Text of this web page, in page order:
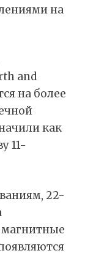
на
and
на более
как
11-
22-